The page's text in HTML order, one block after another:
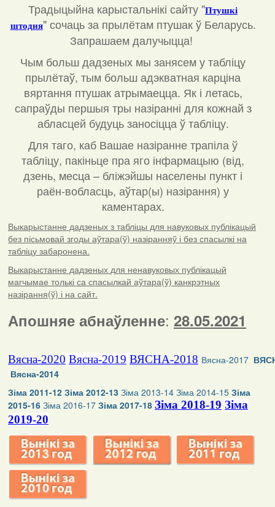
Традыцыйна карыстальнікі сайту "Птушкі
штодня" сочаць за прылётам птушак ў Беларусь.
Запрашаем далучыцца!
Чым больш дадзеных мы занясем у табліцу
прылётаў, тым больш адэкватная карціна
вяртання птушак атрымаецца. Як і летась,
сапраўды першыя тры назіранні для кожнай з
абласцей будуць заносіцца ў табліцу.
Для таго, каб Вашае назіранне трапіла ў
табліцу, пакіньце пра яго інфармацыю (від,
дзень, месца – бліжэйшы населены пункт і
раён-вобласць, аўтар(ы) назірання) у
каментарах.
Выкарыстанне дадзеных з табліцы для навуковых публікацый
без пісьмовай згоды аўтара(ў) назіранняў і без спасылкі на
табліцу забаронена.
Выкарыстанне дадзеных для ненавуковых публікацый
магчымае толькі са спасылкай аўтара(ў) канкрэтных
назірання(ў) і на сайт.
Апошняе абнаўленне: 28.05.2021
Вясна-2020 Вясна-2019 ВЯСНА-2018 Вясна-2017
Вясна-2014
Зіма 2011-12 Зіма 2012-13 Зіма 2013-14 Зіма 2014-15 Зіма
2015-16 Зіма 2016-17 Зіма 2017-18 Зіма 2018-19 Зіма
2019-20